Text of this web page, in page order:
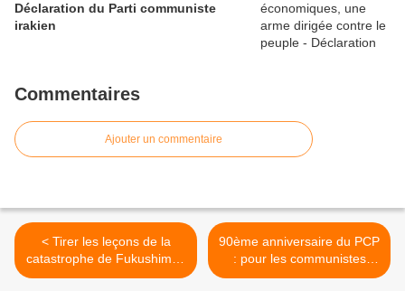
Déclaration du Parti communiste
irakien
Commentaires
Ajouter un commentaire
< Tirer les leçons de la
catastrophe de Fukushima :
le Parti Communiste
90ème anniversaire du PCP
: pour les communistes
portugais, le nécessaire